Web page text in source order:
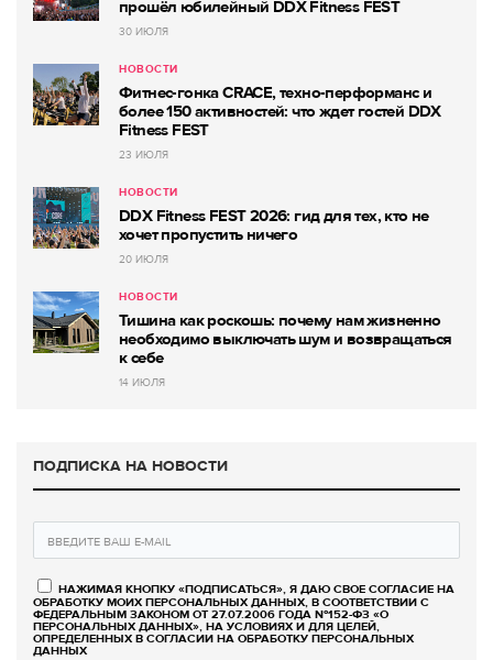
прошёл юбилейный DDX Fitness FEST
30 ИЮЛЯ
НОВОСТИ
Фитнес-гонка CRACE, техно-перформанс и
более 150 активностей: что ждет гостей DDX
Fitness FEST
23 ИЮЛЯ
НОВОСТИ
DDX Fitness FEST 2026: гид для тех, кто не
хочет пропустить ничего
20 ИЮЛЯ
НОВОСТИ
Тишина как роскошь: почему нам жизненно
необходимо выключать шум и возвращаться
к себе
14 ИЮЛЯ
ПОДПИСКА НА НОВОСТИ
НАЖИМАЯ КНОПКУ «ПОДПИСАТЬСЯ», Я ДАЮ СВОЕ СОГЛАСИЕ НА
ОБРАБОТКУ МОИХ ПЕРСОНАЛЬНЫХ ДАННЫХ, В СООТВЕТСТВИИ С
ФЕДЕРАЛЬНЫМ ЗАКОНОМ ОТ 27.07.2006 ГОДА №152-ФЗ «О
ПЕРСОНАЛЬНЫХ ДАННЫХ», НА УСЛОВИЯХ И ДЛЯ ЦЕЛЕЙ,
ОПРЕДЕЛЕННЫХ В СОГЛАСИИ НА ОБРАБОТКУ ПЕРСОНАЛЬНЫХ
ДАННЫХ